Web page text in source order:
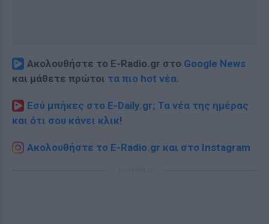
Ακολουθήστε το E-Radio.gr στο Google News
και μάθετε πρώτοι τα πιο hot νέα.
Εσύ μπήκες στο E-Daily.gr; Τα νέα της ημέρας
και ότι σου κάνει κλικ!
Ακολουθήστε το E-Radio.gr και στο Instagram